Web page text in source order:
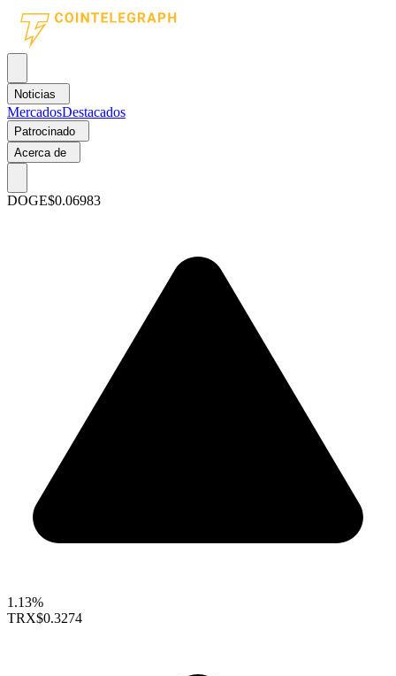
Noticias
MercadosDestacados
Patrocinado
Acerca de
DOGE$0.06983
1.13%
TRX$0.3274